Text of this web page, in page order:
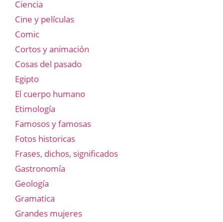
Ciencia
Cine y películas
Comic
Cortos y animación
Cosas del pasado
Egipto
El cuerpo humano
Etimología
Famosos y famosas
Fotos historicas
Frases, dichos, significados
Gastronomía
Geología
Gramatica
Grandes mujeres